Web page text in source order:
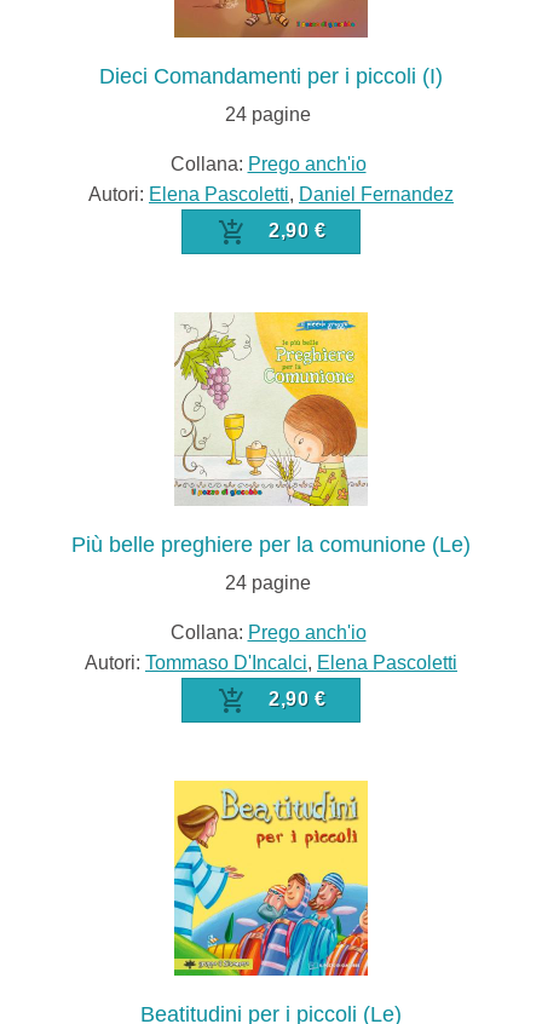
Dieci Comandamenti per i piccoli (I)
24 pagine
Collana: Prego anch'io
Autori: Elena Pascoletti, Daniel Fernandez
2,90 €
Più belle preghiere per la comunione (Le)
24 pagine
Collana: Prego anch'io
Autori: Tommaso D'Incalci, Elena Pascoletti
2,90 €
Beatitudini per i piccoli (Le)